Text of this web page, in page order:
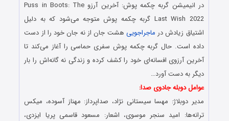
در انیمیشن گربه چکمه پوش: آخرین آرزو Puss in Boots: The
Last Wish 2022 گربه چکمه پوش متوجه می‌شود که به دلیل
اشتیاق زیادش در ماجراجویی هشت جان از نه جان خود را از دست
داده است. حال گربه چکمه پوش سفری حماسی را آغاز می‌کند تا
آخرین آرزوی افسانه‌ای خود را کشف کرده و زندگی نه گانه‌اش را بار
دیگر به دست آورد…
عوامل دوبله جادوی صدا:
مدیر دوبلاژ: مهسا سیستانی نژاد، صداپرداز: مهناز آسوده، میکس
ترانه‌ها: امید سنجر موسوی، اشعار: مسعود قاسمی پریا ایزدی،